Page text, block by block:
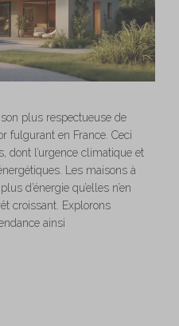
plus respectueuse de
fulgurant en France. Ceci
dont l’urgence climatique et
Les maisons à
d’énergie qu’elles n’en
croissant. Explorons
ainsi